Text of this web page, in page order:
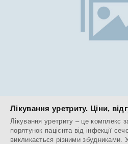
Лікування уретриту. Ціни,
Лікування уретриту – це комплекс
порятунок пацієнта від інфекції
викликається різними збудниками.